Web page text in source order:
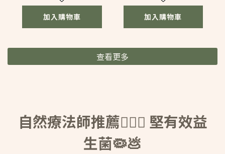
加入購物車 加入購物車
查看更多
自然療法師推薦👩🏻‍⚕️ 堅有效益
生菌🦠💩